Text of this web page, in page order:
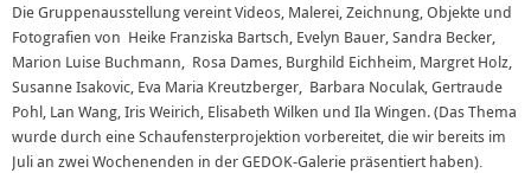
Die Gruppenausstellung vereint Videos, Malerei, Zeichnung, Objekte und
Fotografien von Heike Franziska Bartsch, Evelyn Bauer, Sandra Becker,
Marion Luise Buchmann, Rosa Dames, Burghild Eichheim, Margret Holz,
Susanne Isakovic, Eva Maria Kreutzberger, Barbara Noculak, Gertraude
Pohl, Lan Wang, Iris Weirich, Elisabeth Wilken und Ila Wingen. (Das Thema
wurde durch eine Schaufensterprojektion vorbereitet, die wir bereits im
Juli an zwei Wochenenden in der GEDOK-Galerie präsentiert haben)